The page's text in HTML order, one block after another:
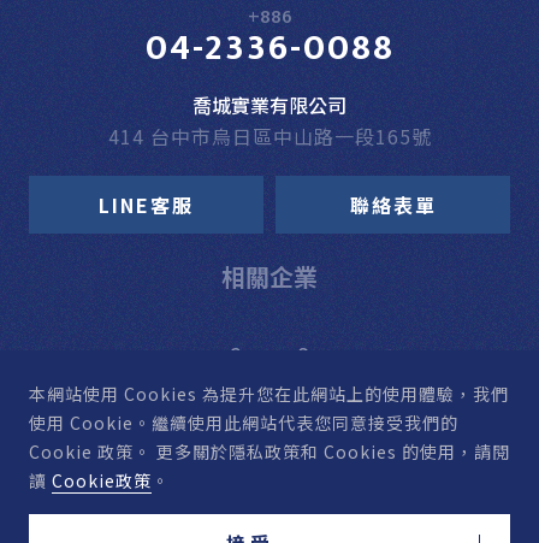
本網站使用 Cookies 為提升您在此網站上的使用體驗，我們
使用 Cookie。 繼續使用此網站代表您同意接受我們的
Cookie 政策。 更多關於隱私政策和 Cookies 的使用，請閱
讀 Cookie政策 。
相關企業
+886
04-2336-0088
喬城實業有限公司
414 台中市烏日區中山路一段165號
LINE客服 聯絡表單